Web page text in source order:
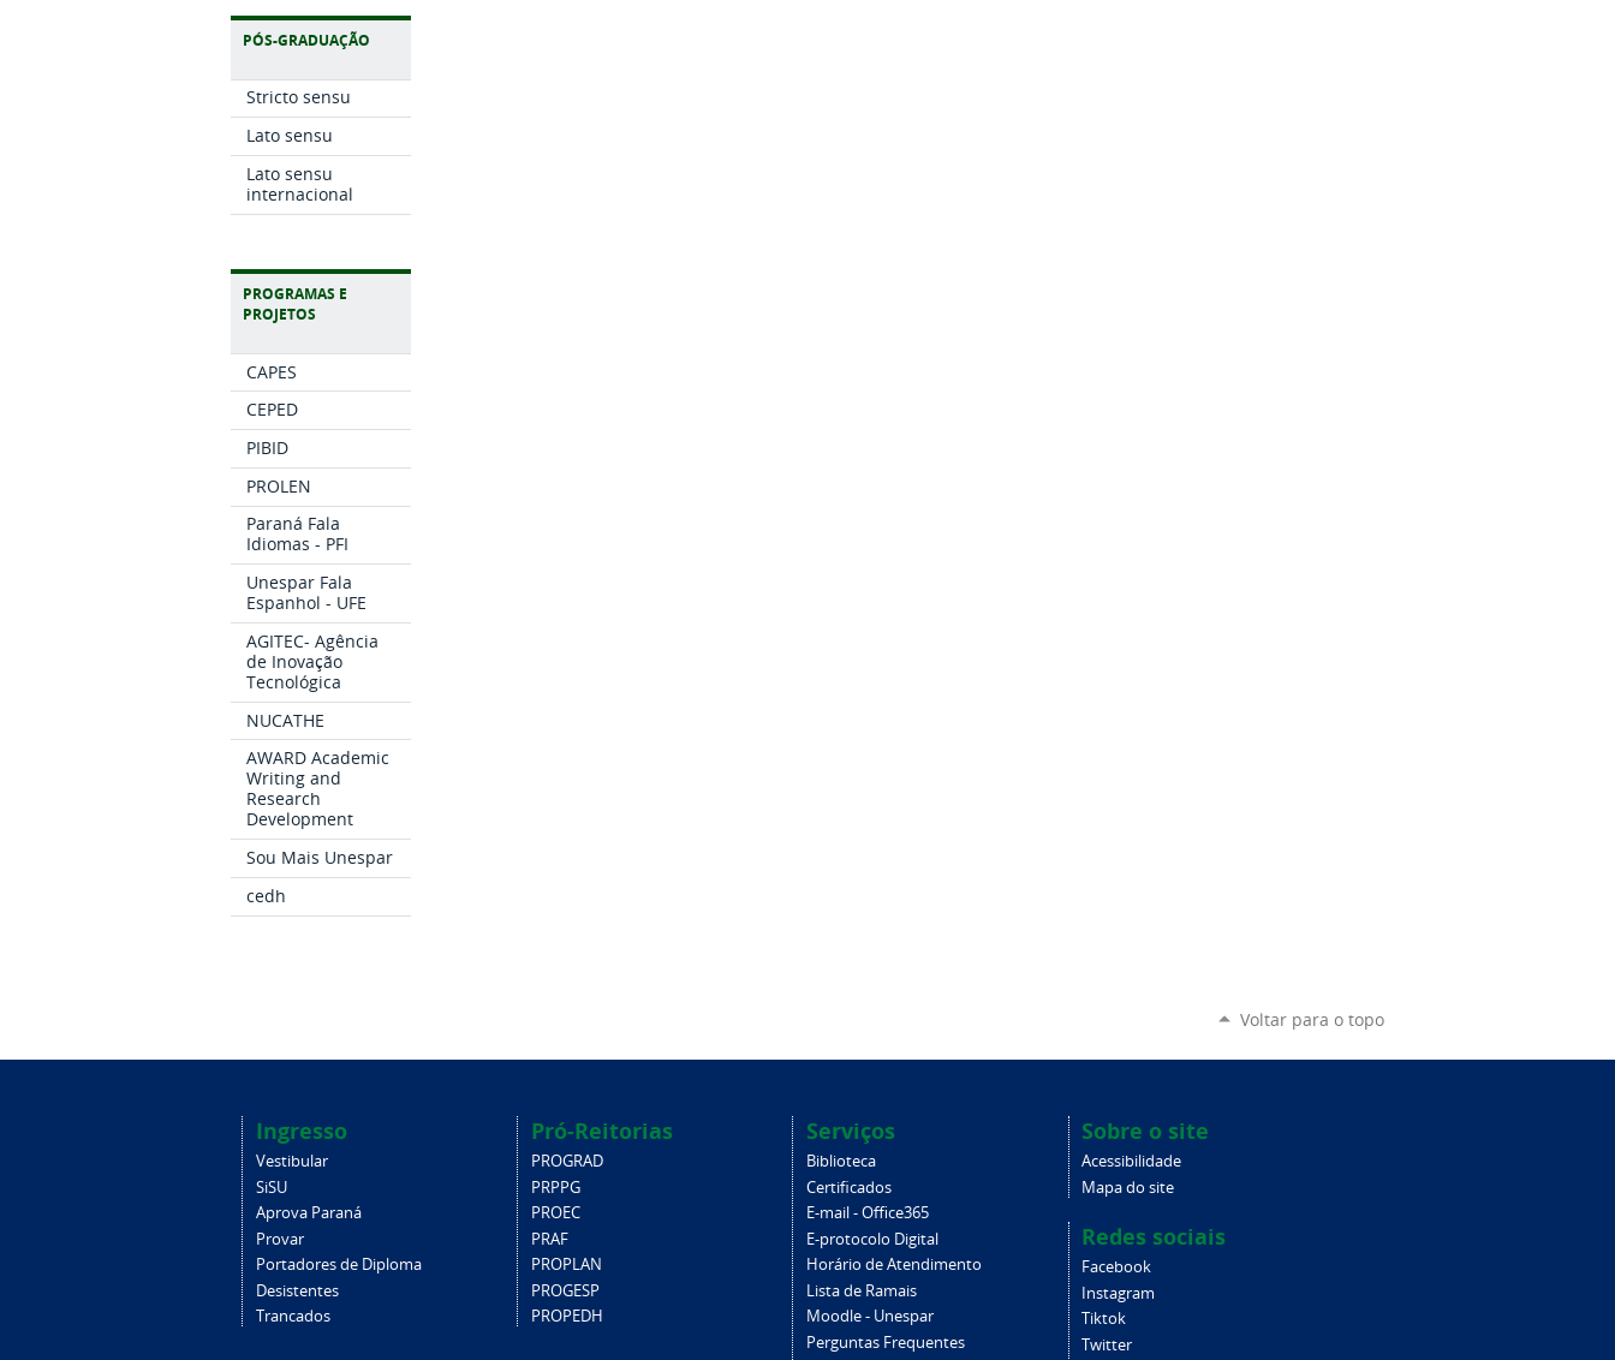
PÓS-GRADUAÇÃO
Stricto sensu
Lato sensu
Lato sensu
internacional
PROGRAMAS E
PROJETOS
CAPES
CEPED
PIBID
PROLEN
Paraná Fala
Idiomas - PFI
Unespar Fala
Espanhol - UFE
AGITEC- Agência
de Inovação
Tecnológica
NUCATHE
AWARD Academic
Writing and
Research
Development
Sou Mais Unespar
cedh
Voltar para o topo
Ingresso
Vestibular
SiSU
Aprova Paraná
Provar
Portadores de Diploma
Desistentes
Trancados
Pró-Reitorias
PROGRAD
PRPPG
PROEC
PRAF
PROPLAN
PROGESP
PROPEDH
Serviços
Biblioteca
Certificados
E-mail - Office365
E-protocolo Digital
Horário de Atendimento
Lista de Ramais
Moodle - Unespar
Perguntas Frequentes
Sobre o site
Acessibilidade
Mapa do site
Redes sociais
Facebook
Instagram
Tiktok
Twitter